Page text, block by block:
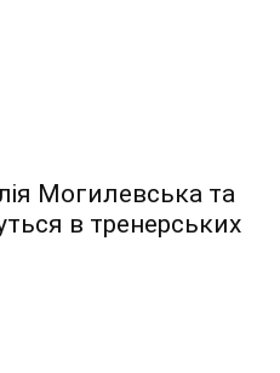
Могилевська та
в тренерських